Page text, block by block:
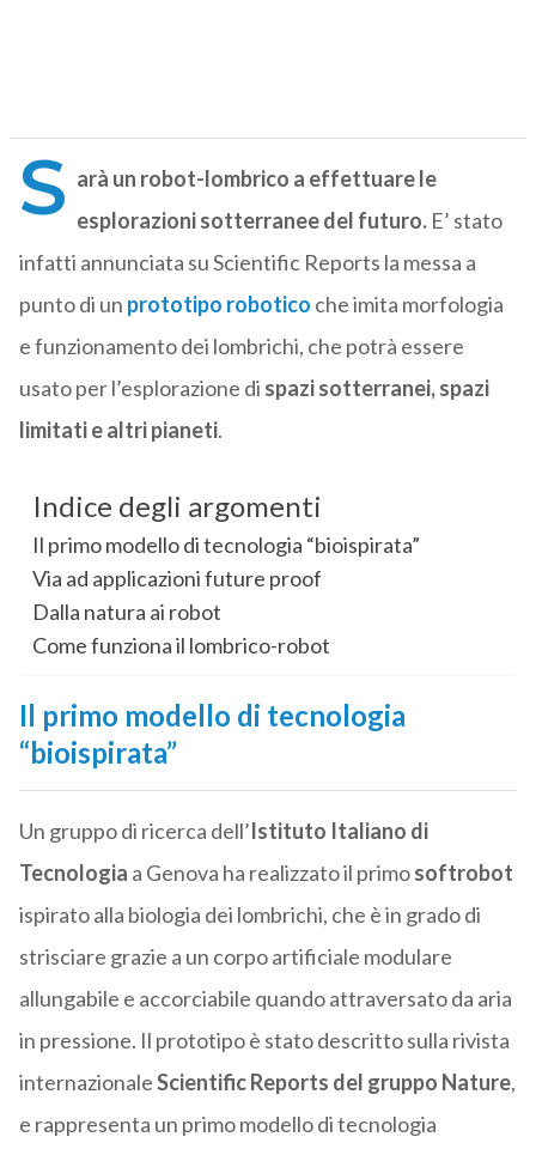
S arà un robot-lombrico a effettuare le
esplorazioni sotterranee del futuro.E’ stato
infatti annunciata su Scientific Reports la messa a
punto di un prototipo robotico che imita morfologia
e funzionamento dei lombrichi, che potrà essere
usato per l’esplorazione di spazi sotterranei, spazi
limitati ealtri pianeti.
Indice degli argomenti
Il primo modello di tecnologia “bioispirata”
Via ad applicazioni future proof
Dalla natura ai robot
Come funziona il lombrico-robot
Il primo modello di tecnologia
“bioispirata”
Un gruppo di ricerca dell’Istituto Italiano di
Tecnologia a Genova ha realizzato il primosoftrobot
ispirato alla biologia dei lombrichi, che è in grado di
strisciare grazie a un corpo artificiale modulare
allungabile e accorciabile quando attraversato da aria
in pressione. Il prototipo è stato descritto sulla rivista
internazionaleScientific Reports del gruppo Nature,
e rappresenta un primo modello di tecnologia